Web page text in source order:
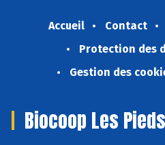
Accueil Contact
Protection des
Gestion des
Biocoop Les